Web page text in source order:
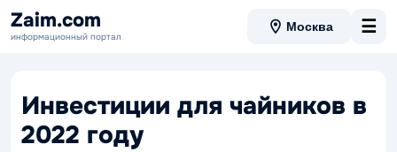
Zaim.com
информационный портал
Москва ☰
Инвестиции для чайников в
2022 году